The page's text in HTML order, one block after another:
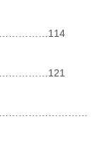
………………121